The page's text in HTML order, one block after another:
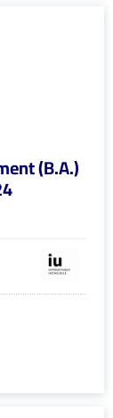
(B.A.)